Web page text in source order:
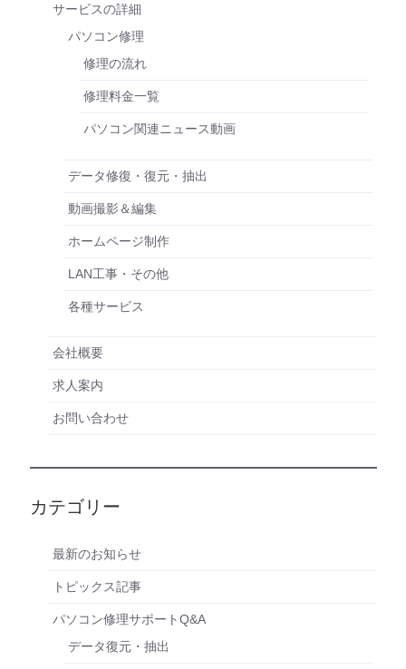
サービスの詳細
パソコン修理
修理の流れ
修理料金一覧
パソコン関連ニュース動画
データ修復・復元・抽出
動画撮影＆編集
ホームページ制作
LAN工事・その他
各種サービス
会社概要
求人案内
お問い合わせ
カテゴリー
最新のお知らせ
トピックス記事
パソコン修理サポートQ&A
データ復元・抽出